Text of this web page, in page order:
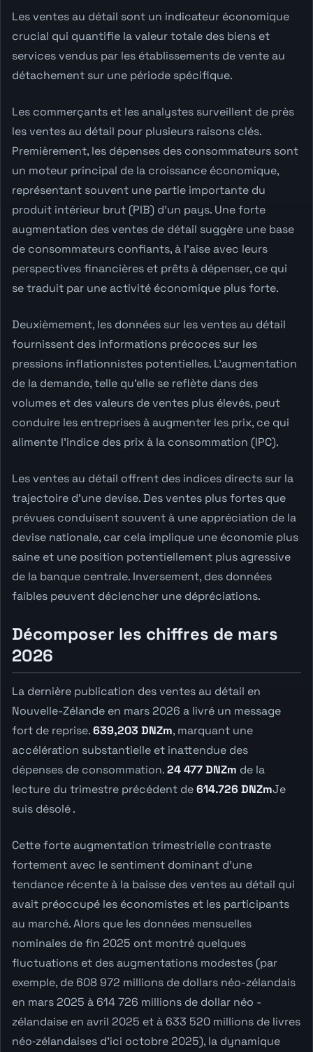
Les ventes au détail sont un indicateur économique
crucial qui quantifie la valeur totale des biens et
services vendus par les établissements de vente au
détachement sur une période spécifique.
Les commerçants et les analystes surveillent de près
les ventes au détail pour plusieurs raisons clés.
Premièrement, les dépenses des consommateurs sont
un moteur principal de la croissance économique,
représentant souvent une partie importante du
produit intérieur brut (PIB) d'un pays. Une forte
augmentation des ventes de détail suggère une base
de consommateurs confiants, à l'aise avec leurs
perspectives financières et prêts à dépenser, ce qui
se traduit par une activité économique plus forte.
Deuxièmement, les données sur les ventes au détail
fournissent des informations précoces sur les
pressions inflationnistes potentielles. L'augmentation
de la demande, telle qu'elle se reflète dans des
volumes et des valeurs de ventes plus élevés, peut
conduire les entreprises à augmenter les prix, ce qui
alimente l'indice des prix à la consommation (IPC).
Les ventes au détail offrent des indices directs sur la
trajectoire d'une devise. Des ventes plus fortes que
prévues conduisent souvent à une appréciation de la
devise nationale, car cela implique une économie plus
saine et une position potentiellement plus agressive
de la banque centrale. Inversement, des données
faibles peuvent déclencher une dépréciations.
Décomposer les chiffres de mars
2026
La dernière publication des ventes au détail en
Nouvelle-Zélande en mars 2026 a livré un message
fort de reprise.639,203 DNZm, marquant une
accélération substantielle et inattendue des
dépenses de consommation.24 477 DNZm de la
lecture du trimestre précédent de614.726 DNZmJe
suis désolé .
Cette forte augmentation trimestrielle contraste
fortement avec le sentiment dominant d'une
tendance récente à la baisse des ventes au détail qui
avait préoccupé les économistes et les participants
au marché. Alors que les données mensuelles
nominales de fin 2025 ont montré quelques
fluctuations et des augmentations modestes (par
exemple, de 608 972 millions de dollars néo-zélandais
en mars 2025 à 614 726 millions de dollar néo -
zélandaise en avril 2025 et à 633 520 millions de livres
néo‐zélandaises d'ici octobre 2025), la dynamique